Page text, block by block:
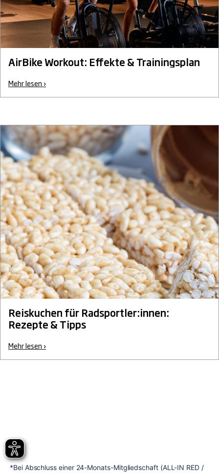
AirBike Workout: Effekte & Trainingsplan
Mehr lesen ›
Reiskuchen für Radsportler:innen:
Rezepte & Tipps
Mehr lesen ›
*Bei Abschluss einer 24-Monats-Mitgliedschaft (ALL-IN RED /